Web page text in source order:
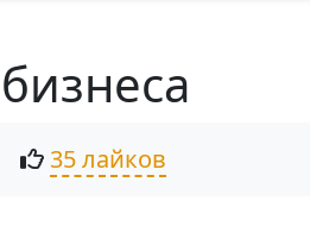
35 лайков